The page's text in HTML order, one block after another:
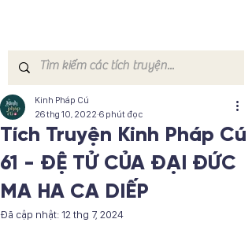
Tích Truyện Kinh Pháp Cú
61 - ĐỆ TỬ CỦA ĐẠI ĐỨC
MA HA CA DIẾP
Kinh Pháp Cú
26 thg 10, 2022 6 phút đọc
Đã cập nhật:12 thg 7, 2024